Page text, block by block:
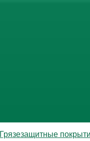
Грязезащитные